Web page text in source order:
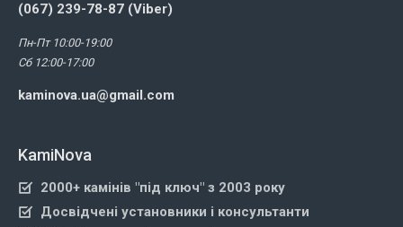
(067) 239-78-87 (Viber)
Пн-Пт 10:00-19:00
Сб 12:00-17:00
kaminova.ua@gmail.com
KamiNova
2000+ камінів "під ключ" з 2003 року
Досвідчені установники і консультанти